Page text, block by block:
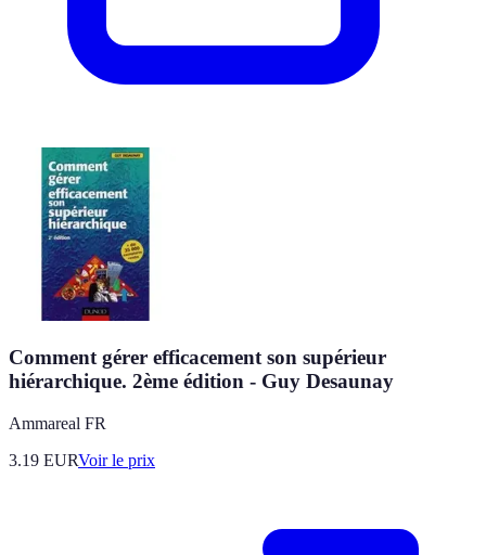
Comment gérer efficacement son supérieur
hiérarchique. 2ème édition - Guy Desaunay
Ammareal FR
3.19 EURVoir le prix